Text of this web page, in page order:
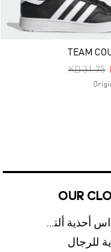
Price
KD 31.75
OUR
اديداس أحذية ألترا بوست للرجال
للرجال